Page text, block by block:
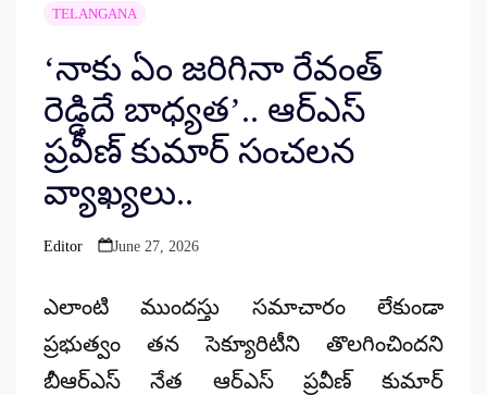
TELANGANA
‘నాకు ఏం జరిగినా రేవంత్
రెడ్డిదే బాధ్యత’.. ఆర్ఎస్
ప్రవీణ్ కుమార్ సంచలన
వ్యాఖ్యలు..
Posted
Editor June 27, 2026
ఎలాంటి ముందస్తు సమాచారం లేకుండా
ప్రభుత్వం తన సెక్యూరిటీని తొలగించిందని
బీఆర్ఎస్‌ నేత ఆర్‌ఎస్‌ ప్రవీణ్‌ కుమార్‌